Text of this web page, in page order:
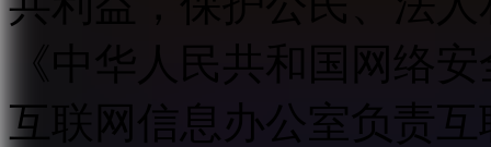
《中华人民共和国网络
互联网信息办公室负责